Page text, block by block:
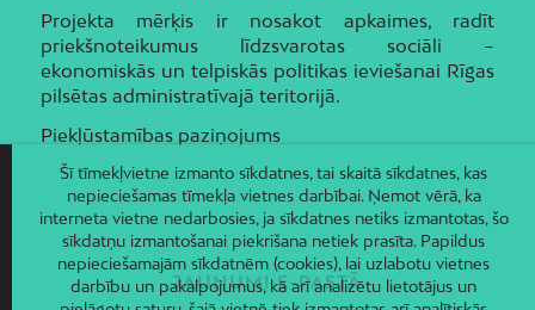
Projekta mērķis ir nosakot apkaimes, radīt
priekšnoteikumus līdzsvarotas sociāli –
ekonomiskās un telpiskās politikas ieviešanai Rīgas
pilsētas administratīvajā teritorijā.
Piekļūstamības paziņojums
JAUNUMI E-PASTĀ
Šī tīmekļvietne izmanto sīkdatnes, tai skaitā sīkdatnes, kas
nepieciešamas tīmekļa vietnes darbībai. Ņemot vērā, ka
interneta vietne nedarbosies, ja sīkdatnes netiks izmantotas, šo
sīkdatņu izmantošanai piekrišana netiek prasīta. Papildus
nepieciešamajām sīkdatnēm (cookies), lai uzlabotu vietnes
darbību un pakalpojumus, kā arī analizētu lietotājus un